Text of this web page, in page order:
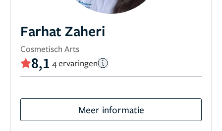
Farhat Zaheri
Cosmetisch Arts
8,1 4 ervaringen
Meer informatie